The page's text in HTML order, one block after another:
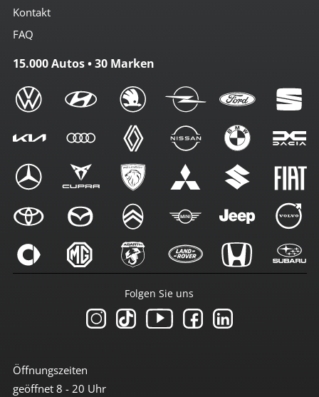
Kontakt
FAQ
15.000 Autos • 30 Marken
Öffnungszeiten
geöffnet 8 - 20 Uhr
Folgen Sie uns